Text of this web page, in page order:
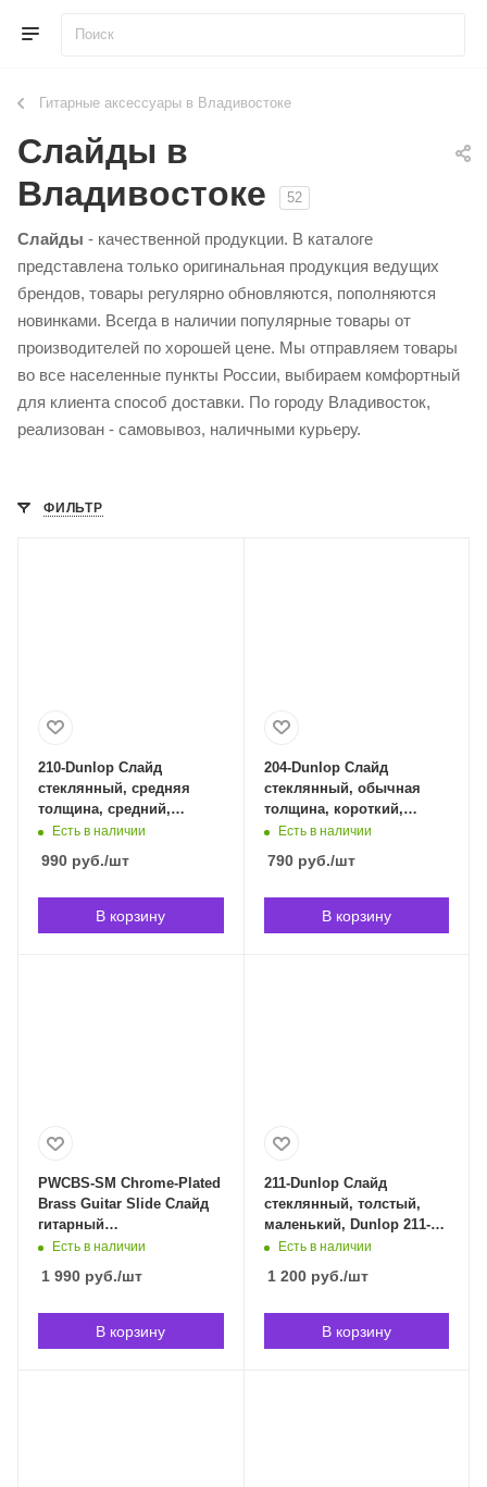
Гитарные аксессуары в Владивостоке
Слайды в
Владивостоке
52
Слайды - качественной продукции. В каталоге
представлена только оригинальная продукция ведущих
брендов, товары регулярно обновляются, пополняются
новинками. Всегда в наличии популярные товары от
производителей по хорошей цене. Мы отправляем товары
во все населенные пункты России, выбираем комфортный
для клиента способ доставки. По городу Владивосток,
реализован - самовывоз, наличными курьеру.
ФИЛЬТР
210-Dunlop Слайд
стеклянный, средняя
толщина, средний,
Dunlop 210-Dunlop в
Есть в наличии
990 руб./шт
В корзину
204-Dunlop Слайд
стеклянный, обычная
толщина, короткий,
Dunlop 204-Dunlop в
Есть в наличии
790руб./шт
В корзину
PWCBS-SM Chrome-Plated
Brass Guitar Slide Слайд
гитарный
хромированный, средний
в Владивостоке
Есть в наличии
1 990 руб./шт
В корзину
211-Dunlop Слайд
стеклянный, толстый,
маленький, Dunlop 211-
Dunlop в Владивостоке
Есть в наличии
1 200руб./шт
В корзину